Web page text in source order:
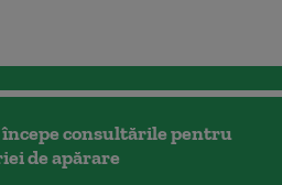
consultările pentru
de apărare